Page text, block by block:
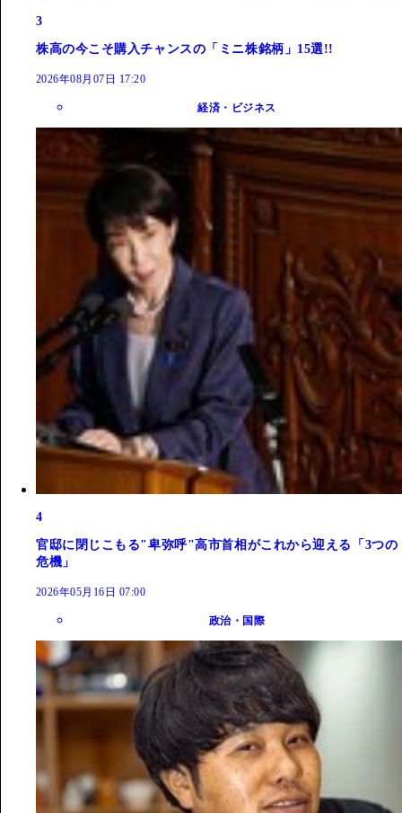
3
株高の今こそ購入チャンスの「ミニ株銘柄」15選!!
2026年08月07日 17:20
経済・ビジネス
4
官邸に閉じこもる"卑弥呼"高市首相がこれから迎える「3つの
危機」
2026年05月16日 07:00
政治・国際